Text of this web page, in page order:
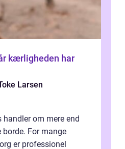
Larsen
handler om mere end
For mange
er professionel